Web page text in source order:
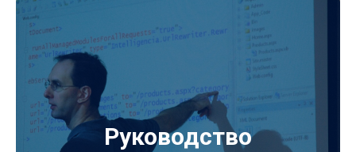
Руководство